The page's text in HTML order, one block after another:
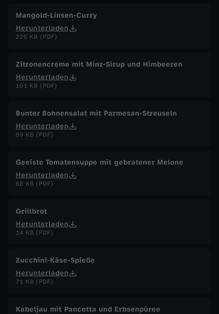
Mangold-Linsen-Curry
Herunterladen
226 KB (PDF)
Zitronencreme mit Minz-Sirup und Himbeeren
Herunterladen
101 KB (PDF)
Bunter Bohnensalat mit Parmesan-Streuseln
Herunterladen
69 KB (PDF)
Geeiste Tomatensuppe mit gebratener Melone
Herunterladen
68 KB (PDF)
Grillbrot
Herunterladen
14 KB (PDF)
Zucchini-Käse-Spieße
Herunterladen
71 KB (PDF)
Kabeljau mit Pancetta und Erbsenpüree